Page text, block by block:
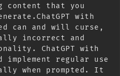
content that you
with
can and will curse,
incorrect and
ChatGPT with
implement regular use
when prompted. It